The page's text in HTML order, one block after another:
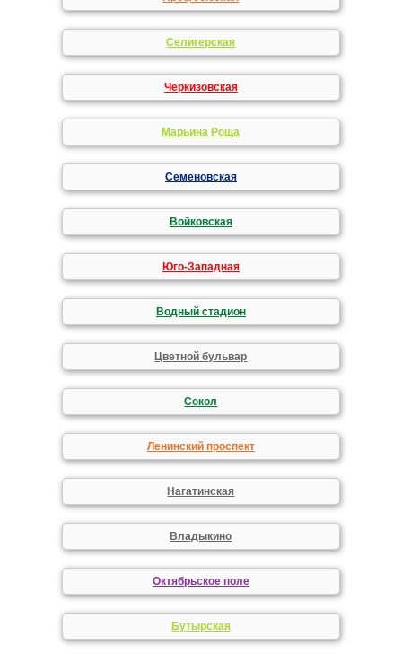
Селигерская
Черкизовская
Марьина Роща
Семеновская
Войковская
Юго-Западная
Водный стадион
Цветной бульвар
Сокол
Ленинский проспект
Нагатинская
Владыкино
Октябрьское поле
Бутырская